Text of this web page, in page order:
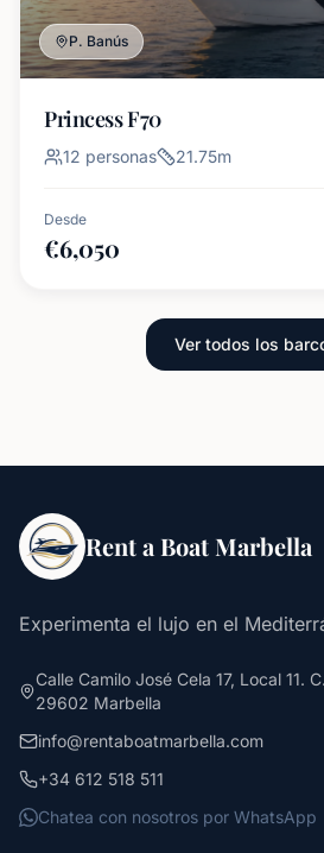
P. Banús
Princess F70
12 personas 21.75m
Desde
€6,050
Ver todos los
Rent a Boat Marbella
Experimenta el lujo en el
Calle Camilo José Cela 17, Local 11.
29602 Marbella
info@rentaboatmarbella.com
+34 612 518 511
Chatea con nosotros por WhatsApp